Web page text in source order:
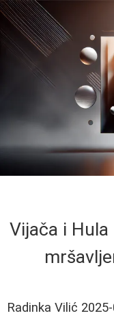
Vijača i
Radinka Vilić